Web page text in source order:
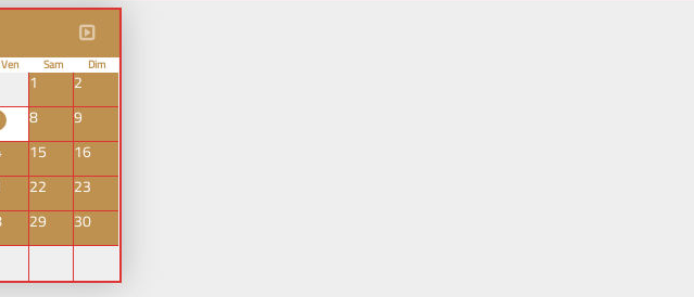
Ven Sam Dim
1
2
8
9
15
16
22
23
29
30